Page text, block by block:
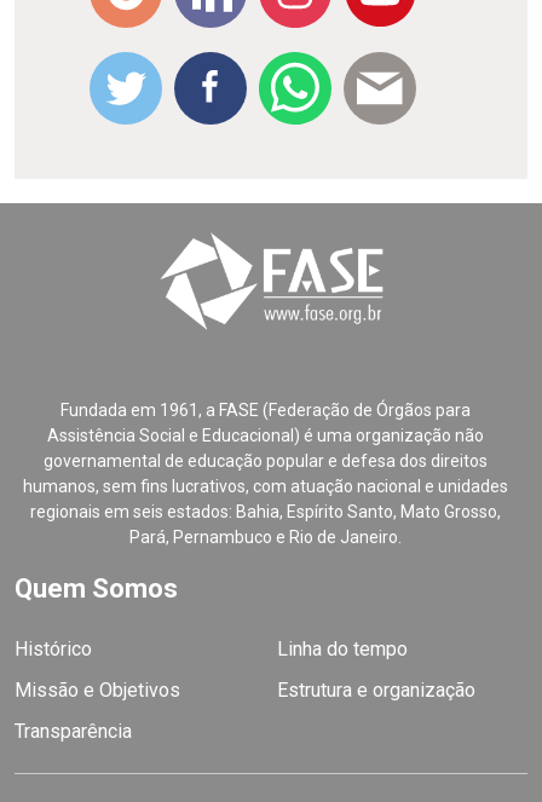
Fundada em 1961, a FASE (Federação de Órgãos para
Assistência Social e Educacional) é uma organização não
governamental de educação popular e defesa dos direitos
humanos, sem fins lucrativos, com atuação nacional e unidades
regionais em seis estados: Bahia, Espírito Santo, Mato Grosso,
Pará, Pernambuco e Rio de Janeiro.
Quem Somos
Histórico
Linha do tempo
Missão e Objetivos
Estrutura e organização
Transparência